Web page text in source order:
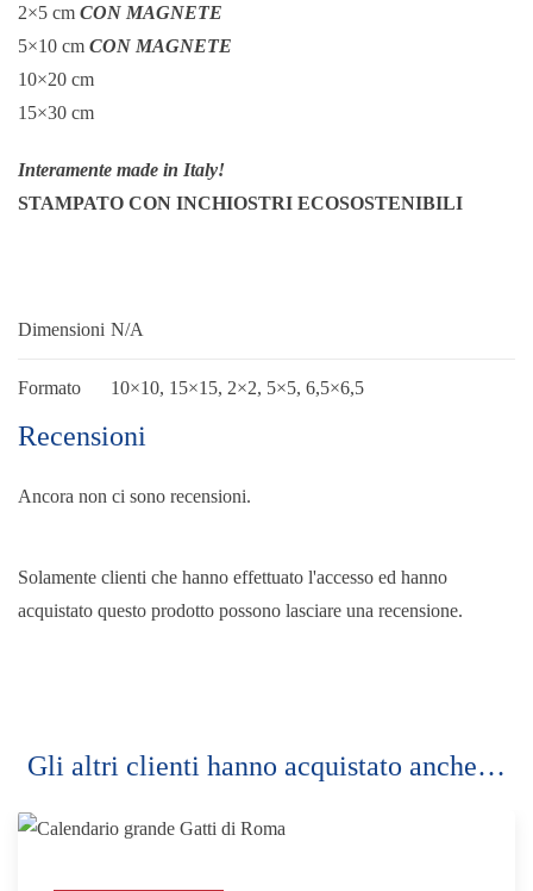
2×5 cm CON MAGNETE
5×10 cm CON MAGNETE
10×20 cm
15×30 cm
Interamente made in Italy!
STAMPATO CON INCHIOSTRI ECOSOSTENIBILI
Dimensioni N/A
Formato 10×10, 15×15, 2×2, 5×5, 6,5×6,5
Recensioni
Ancora non ci sono recensioni.
Solamente clienti che hanno effettuato l'accesso ed hanno
acquistato questo prodotto possono lasciare una recensione.
Gli altri clienti hanno acquistato anche…